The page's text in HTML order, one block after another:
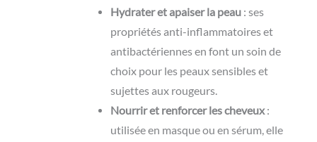
Hydrater et apaiser la peau: ses
propriétés anti-inflammatoires et
antibactériennes en font un soin de
choix pour les peaux sensibles et
sujettes aux rougeurs.
Nourrir et renforcer les cheveux:
utilisée en masque ou en sérum, elle